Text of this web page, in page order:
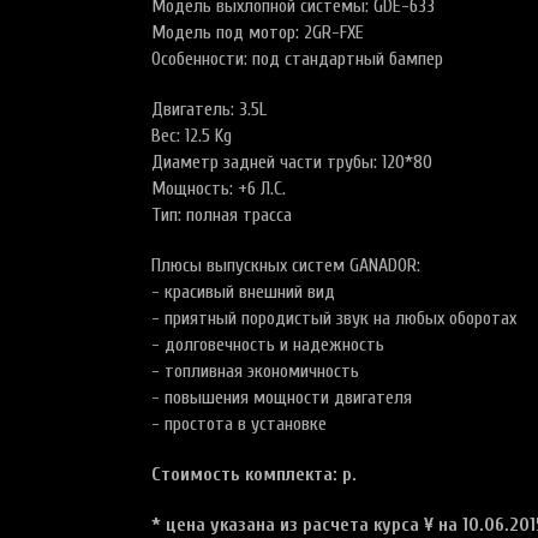
Moдель выхлопной системы: GDE-633
Модель под мотор: 2GR-FXE
Особенности: под стандартный бампер
Двигатель: 3.5L
Вес: 12.5 Kg
Диаметр задней части трубы: 120*80
Мощность: +6 Л.С.
Тип: полная трасса
Плюсы выпускных систем GANADOR:
- красивый внешний вид
- приятный породистый звук на любых оборотах
- долговечность и надежность
- топливная экономичность
- повышения мощности двигателя
- простота в установке
Стоимость комплекта: р.
* цена указана из расчета курса ¥ на